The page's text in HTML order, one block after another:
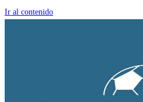
Ir al contenido